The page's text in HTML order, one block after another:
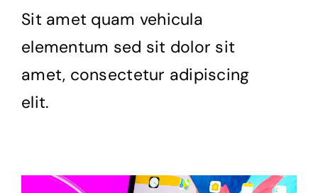
Blog
Sit amet quam vehicula
elementum sed sit dolor sit
amet, consectetur adipiscing
elit.